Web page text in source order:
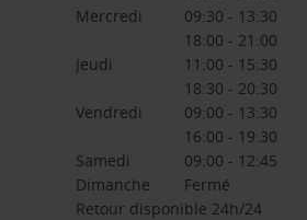
Mercredi
09:30 - 13:30
18:00 - 21:00
Jeudi
11:00 - 15:30
18:30 - 20:30
Vendredi
09:00 - 13:30
16:00 - 19:30
Samedi
09:00 - 12:45
Dimanche
Fermé
Retour disponible 24h/24